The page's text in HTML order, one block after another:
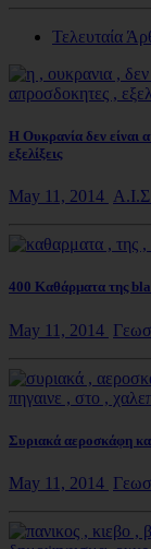
Τελευταία
Η Ουκρανία δεν είναι
εξελίξεις
May 11, 2014
400 Καθάρματα της
May 11, 2014
Συριακά αεροσκάφη
May 11, 2014